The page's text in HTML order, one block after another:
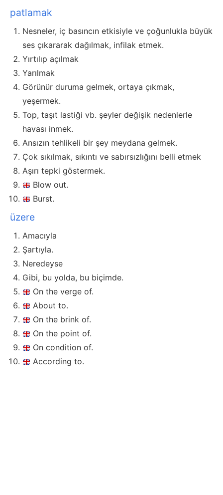
patlamak
Nesneler, iç basıncın etkisiyle ve çoğunlukla büyük
ses çıkararak dağılmak, infilak etmek.
Yırtılıp açılmak
Yarılmak
Görünür duruma gelmek, ortaya çıkmak,
yeşermek.
Top, taşıt lastiği vb. şeyler değişik nedenlerle
havası inmek.
Ansızın tehlikeli bir şey meydana gelmek.
Çok sıkılmak, sıkıntı ve sabırsızlığını belli etmek
Aşırı tepki göstermek.
Blow out.
Burst.
üzere
Amacıyla
Şartıyla.
Neredeyse
Gibi, bu yolda, bu biçimde.
On the verge of.
About to.
On the brink of.
On the point of.
On condition of.
According to.